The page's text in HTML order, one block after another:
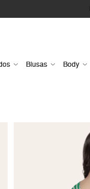
Blusas Body